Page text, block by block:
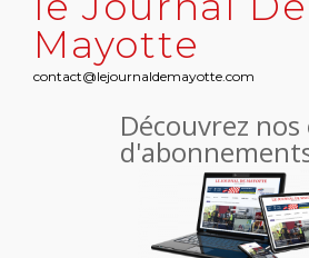
Mayotte
contact@lejournaldemayotte.com
Découvrez